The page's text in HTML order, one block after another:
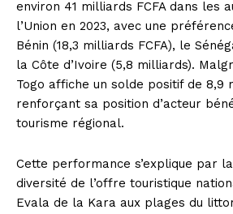
environ 41 milliards FCFA dans les
l’Union en 2023, avec une
Bénin (18,3 milliards FCFA), le
la Côte d’Ivoire (5,8 milliards).
Togo affiche un solde positif de 8,9
renforçant sa position d’acteur
tourisme régional.
Cette performance s’explique par
diversité de l’offre touristique
Evala de la Kara aux plages du